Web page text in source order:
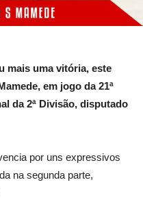
mais uma vitória, este
em jogo da 21ª
da 2ª Divisão, disputado
por uns expressivos
na segunda parte,